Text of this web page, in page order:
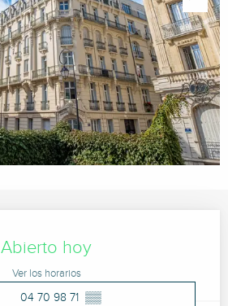
Abierto hoy
Ver los horarios
04 70 98 71 ▒▒